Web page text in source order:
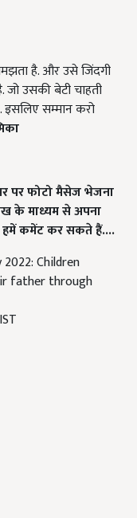
है. और उसे जिंदगी
उसकी बेटी चाहती
इसलिए सम्मान करो
पर फोटो मैसेज भेजना
के माध्यम से अपना
कमेंट कर सकते हैं....
Children
father through